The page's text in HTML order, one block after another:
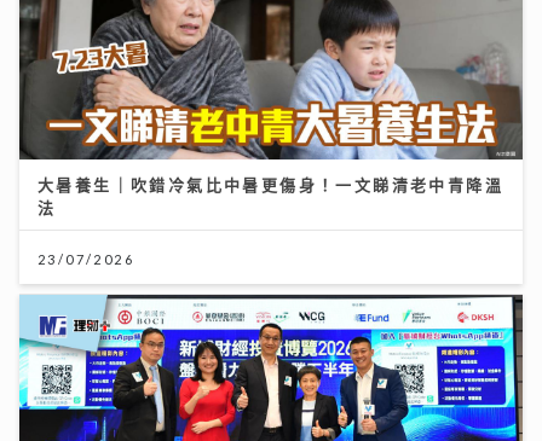
大暑養生｜吹錯冷氣比中暑更傷身！一文睇清老中青降溫
法
23/07/2026